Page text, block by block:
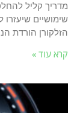
שימושיים
הזלקורן הורדת
קרא עוד »